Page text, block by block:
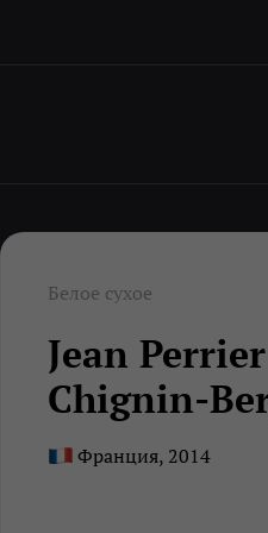
Белое сухое
Jean
Chignin-
Франция, 2014